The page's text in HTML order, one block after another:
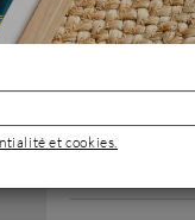
299 €
et cookies.